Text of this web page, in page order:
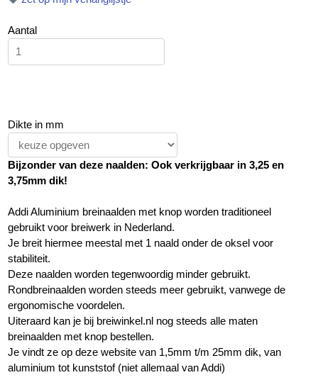
Aantal
Dikte in mm
Bijzonder van deze naalden: Ook verkrijgbaar in 3,25 en
3,75mm dik!
Addi Aluminium breinaalden met knop worden traditioneel
gebruikt voor breiwerk in Nederland.
Je breit hiermee meestal met 1 naald onder de oksel voor
stabiliteit.
Deze naalden worden tegenwoordig minder gebruikt.
Rondbreinaalden worden steeds meer gebruikt, vanwege de
ergonomische voordelen.
Uiteraard kan je bij breiwinkel.nl nog steeds alle maten
breinaalden met knop bestellen.
Je vindt ze op deze website van 1,5mm t/m 25mm dik, van
aluminium tot kunststof (niet allemaal van Addi)